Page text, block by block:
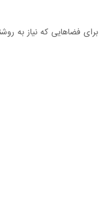
فضاهایی که نیاز به